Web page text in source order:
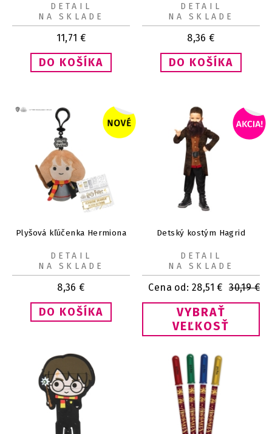
11,71 €
DETAIL
NA SKLADE
8,36 €
DETAIL
NA SKLADE
Plyšová kľúčenka Hermiona
8,36 €
DETAIL
NA SKLADE
Detský kostým Hagrid
Cena od: 28,51 € 30,19€
VYBRAŤ
VEĽKOSŤ
DETAIL
NA SKLADE